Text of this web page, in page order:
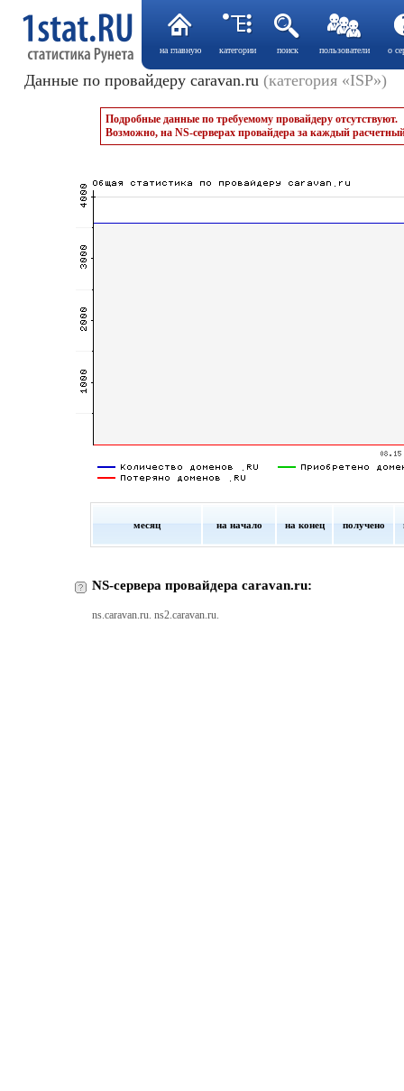
на главную категории поиск пользователи о
Данные по провайдеру caravan.ru (категория «ISP»)
Подробные данные по требуемому провайдеру отсутствуют.
Возможно, на NS-серверах провайдера за каждый
месяц на начало на конец получено
NS-сервера провайдера caravan.ru:
ns.caravan.ru. ns2.caravan.ru.